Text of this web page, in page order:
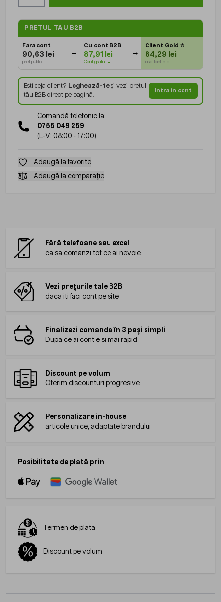
PRETUL TAU B2B
Fara cont
90,63 lei
pret public
Cu cont B2B
87,91 lei
Cont gratuit→
Client Gold⭐
84,29 lei
disc. loialitate
Esti deja client? Loghează-teși vezi prețul
tău B2B direct pe pagină.
Intra in cont
Comandă telefonic la:
0755 049 259
(L-V: 08:00 - 17:00)
Adaugă la favorite
Adaugă la comparație
Fără telefoane sau excel
ca sa comanzi tot ce ai nevoie
Vezi prețurile tale B2B
daca iti faci cont pe site
Finalizezi comanda în 3 pași simpli
Dupa ce ai cont e si mai rapid
Discount pe volum
Oferim discounturi progresive
Personalizare in-house
articole unice, adaptate brandului
Posibilitate de plată prin
Termen de plata
Discount pe volum